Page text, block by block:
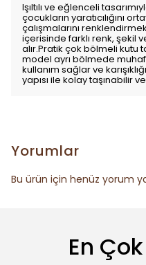
Işıltılı ve eğlenceli
çocukların yaratıcılığını
çalışmalarını
içerisinde farklı renk, şekil
alır.Pratik çok bölmeli kutu
model ayrı bölmede
kullanım sağlar ve
yapısı ile kolay taşınabilir
Yorumlar
Bu ürün için henüz yorum
En